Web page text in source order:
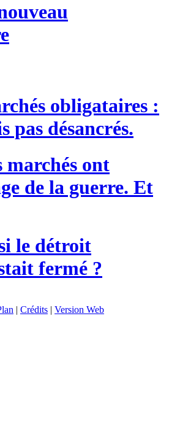
obligataires :
pas désancrés.
marchés ont
de la guerre. Et
le détroit
fermé ?
| Crédits | Version Web